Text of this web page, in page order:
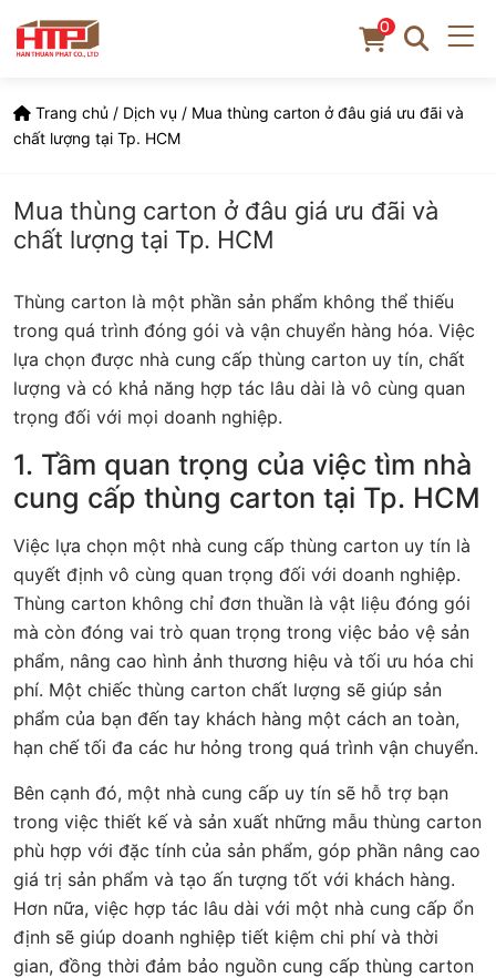
0
Trang chủ / Dịch vụ / Mua thùng carton ở đâu giá ưu đãi và
chất lượng tại Tp. HCM
Mua thùng carton ở đâu giá ưu đãi và
chất lượng tại Tp. HCM
Thùng carton là một phần sản phẩm không thể thiếu
trong quá trình đóng gói và vận chuyển hàng hóa. Việc
lựa chọn được nhà cung cấp thùng carton uy tín, chất
lượng và có khả năng hợp tác lâu dài là vô cùng quan
trọng đối với mọi doanh nghiệp.
1. Tầm quan trọng của việc tìm nhà
cung cấp thùng carton tại Tp. HCM
Việc lựa chọn một nhà cung cấp thùng carton uy tín là
quyết định vô cùng quan trọng đối với doanh nghiệp.
Thùng carton không chỉ đơn thuần là vật liệu đóng gói
mà còn đóng vai trò quan trọng trong việc bảo vệ sản
phẩm, nâng cao hình ảnh thương hiệu và tối ưu hóa chi
phí. Một chiếc thùng carton chất lượng sẽ giúp sản
phẩm của bạn đến tay khách hàng một cách an toàn,
hạn chế tối đa các hư hỏng trong quá trình vận chuyển.
Bên cạnh đó, một nhà cung cấp uy tín sẽ hỗ trợ bạn
trong việc thiết kế và sản xuất những mẫu thùng carton
phù hợp với đặc tính của sản phẩm, góp phần nâng cao
giá trị sản phẩm và tạo ấn tượng tốt với khách hàng.
Hơn nữa, việc hợp tác lâu dài với một nhà cung cấp ổn
định sẽ giúp doanh nghiệp tiết kiệm chi phí và thời
gian, đồng thời đảm bảo nguồn cung cấp thùng carton